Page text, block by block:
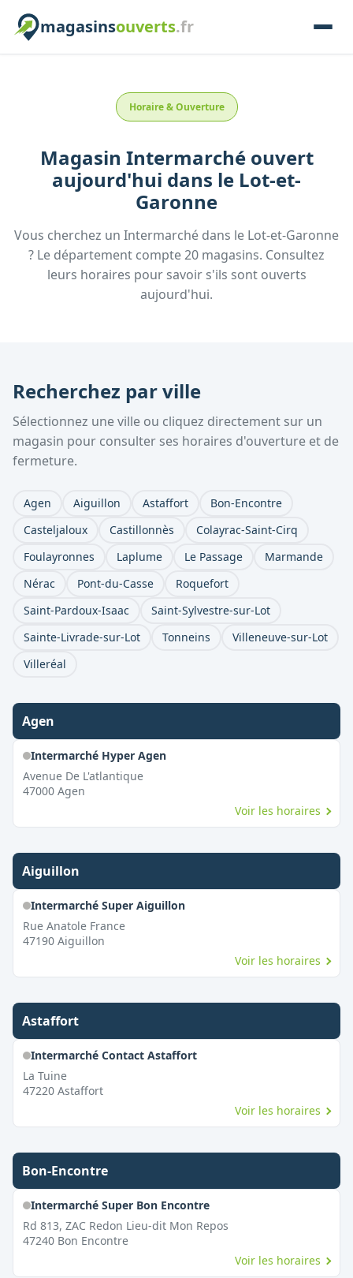
magasinsouverts.fr
Horaire & Ouverture
Magasin Intermarchéouvert
aujourd'hui dans le Lot-et-
Garonne
Vous cherchez un Intermarché dans le Lot-et-Garonne
? Le département compte20 magasins. Consultez
leurs horaires pour savoir s'ils sont ouverts
aujourd'hui.
Recherchez par ville
Sélectionnez une ville ou cliquez directement sur un
magasin pour consulter ses horaires d'ouverture et de
fermeture.
Agen Aiguillon Astaffort
Bon-Encontre
Casteljaloux
Castillonnès
Colayrac-Saint-Cirq
Foulayronnes
Laplume Le Passage
Marmande
Nérac
Pont-du-Casse
Roquefort
Saint-Pardoux-Isaac
Saint-Sylvestre-sur-Lot
Sainte-Livrade-sur-Lot
Tonneins
Villeneuve-sur-Lot
Villeréal
Agen
Intermarché Hyper Agen
Avenue De L'atlantique
47000 Agen
Voir les horaires
Aiguillon
Intermarché Super Aiguillon
Rue Anatole France
47190 Aiguillon
Voir les horaires
Astaffort
Intermarché Contact Astaffort
La Tuine
47220 Astaffort
Voir les horaires
Bon-Encontre
Intermarché Super Bon Encontre
Rd 813, ZAC Redon Lieu-dit Mon Repos
47240 Bon Encontre
Voir les horaires